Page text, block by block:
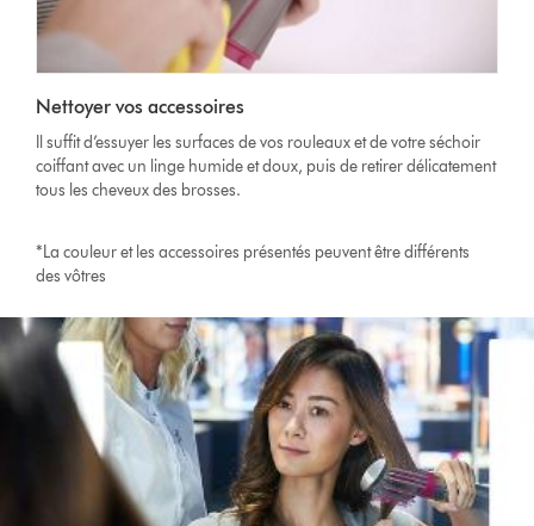
Nettoyer vos accessoires
Il suffit d’essuyer les surfaces de vos rouleaux et de votre séchoir
coiffant avec un linge humide et doux, puis de retirer délicatement
tous les cheveux des brosses.
*La couleur et les accessoires présentés peuvent être différents
des vôtres